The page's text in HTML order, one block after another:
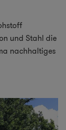
und Stahl die
nachhaltiges